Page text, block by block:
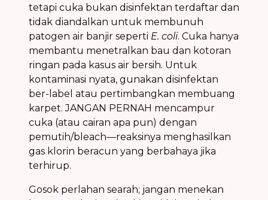
tetapi cuka bukan disinfektan terdaftar dan
tidak diandalkan untuk membunuh
patogen air banjir seperti E. coli. Cuka hanya
membantu menetralkan bau dan kotoran
ringan pada kasus air bersih. Untuk
kontaminasi nyata, gunakan disinfektan
ber-label atau pertimbangkan membuang
karpet. JANGAN PERNAH mencampur
cuka (atau cairan apa pun) dengan
pemutih/bleach—reaksinya menghasilkan
gas klorin beracun yang berbahaya jika
terhirup.
Gosok perlahan searah; jangan menekan